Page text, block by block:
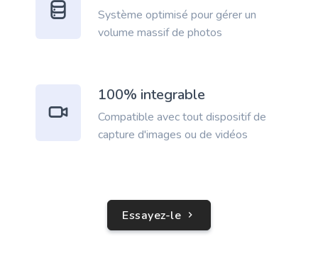
Système optimisé pour gérer un
volume massif de photos
100% integrable
Compatible avec tout dispositif de
capture d'images ou de vidéos
Essayez-le